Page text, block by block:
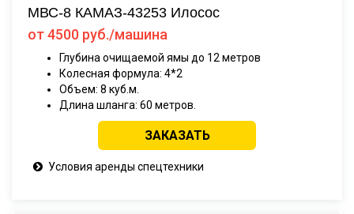
МВС-8 КАМАЗ-43253 Илосос
от 4500 руб./машина
Глубина очищаемой ямы до 12 метров
Колесная формула: 4*2
Объем: 8 куб.м.
Длина шланга: 60 метров.
ЗАКАЗАТЬ
Условия аренды спецтехники